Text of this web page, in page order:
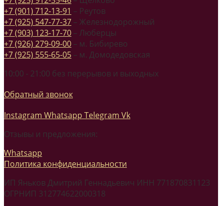
+7 (901) 712-13-91 – Реутов
+7 (925) 547-77-37 – Железнодорожный
+7 (903) 123-17-70 – Люберцы
+7 (926) 279-09-00 – м. Бибирево
+7 (925) 555-65-05 – м. Домодедовская
10:00 - 21:00 без перерывов и выходных
Обратный звонок
Instagram Whatsapp Telegram Vk
Отзывы и предложения:
Whatsapp
Политика конфиденциальности
ИП Яньков Дмитрий Геннадьевич ИНН 771870831123
ОГРНИП 312774622000318